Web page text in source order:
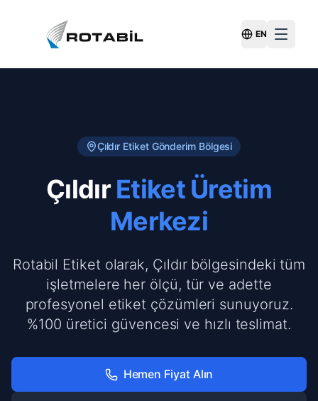
Switch
EN
Çıldır Etiket Gönderim Bölgesi
Çıldır Etiket Üretim
Merkezi
Rotabil Etiket olarak, Çıldır bölgesindeki tüm
işletmelere her ölçü, tür ve adette
profesyonel etiket çözümleri sunuyoruz.
%100 üretici güvencesi ve hızlı teslimat.
Hemen Fiyat Alın